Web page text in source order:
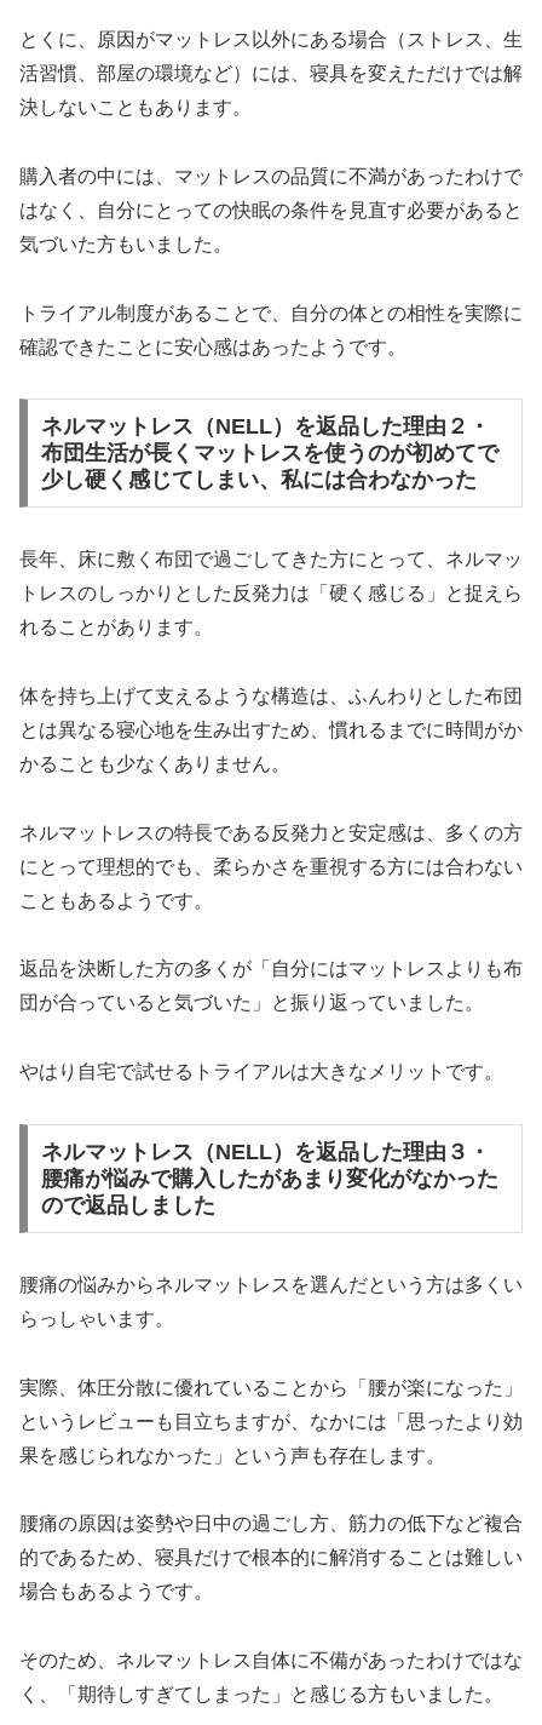
とくに、原因がマットレス以外にある場合（ストレス、生
活習慣、部屋の環境など）には、寝具を変えただけでは解
決しないこともあります。
購入者の中には、マットレスの品質に不満があったわけで
はなく、自分にとっての快眠の条件を見直す必要があると
気づいた方もいました。
トライアル制度があることで、自分の体との相性を実際に
確認できたことに安心感はあったようです。
ネルマットレス（NELL）を返品した理由２・
布団生活が長くマットレスを使うのが初めてで
少し硬く感じてしまい、私には合わなかった
長年、床に敷く布団で過ごしてきた方にとって、ネルマッ
トレスのしっかりとした反発力は「硬く感じる」と捉えら
れることがあります。
体を持ち上げて支えるような構造は、ふんわりとした布団
とは異なる寝心地を生み出すため、慣れるまでに時間がか
かることも少なくありません。
ネルマットレスの特長である反発力と安定感は、多くの方
にとって理想的でも、柔らかさを重視する方には合わない
こともあるようです。
返品を決断した方の多くが「自分にはマットレスよりも布
団が合っていると気づいた」と振り返っていました。
やはり自宅で試せるトライアルは大きなメリットです。
ネルマットレス（NELL）を返品した理由３・
腰痛が悩みで購入したがあまり変化がなかった
ので返品しました
腰痛の悩みからネルマットレスを選んだという方は多くい
らっしゃいます。
実際、体圧分散に優れていることから「腰が楽になった」
というレビューも目立ちますが、なかには「思ったより効
果を感じられなかった」という声も存在します。
腰痛の原因は姿勢や日中の過ごし方、筋力の低下など複合
的であるため、寝具だけで根本的に解消することは難しい
場合もあるようです。
そのため、ネルマットレス自体に不備があったわけではな
く、「期待しすぎてしまった」と感じる方もいました。